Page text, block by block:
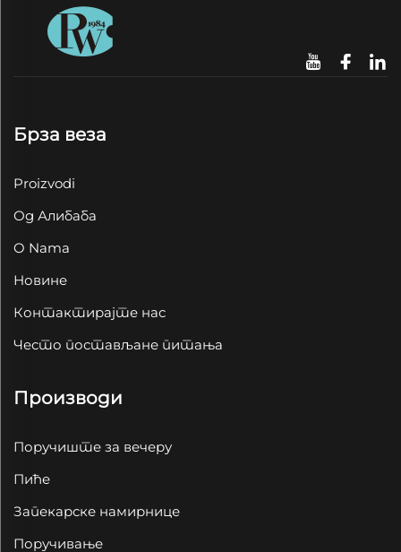
Брза веза
Proizvodi
Од Алибаба
O Nama
Новине
Контактирајте нас
Често постављане питања
Производи
Поручиште за вечеру
Пиће
Запекарске намирнице
Поручивање